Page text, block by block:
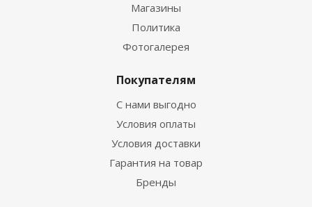
Магазины
Политика
Фотогалерея
Покупателям
С нами выгодно
Условия оплаты
Условия доставки
Гарантия на товар
Бренды